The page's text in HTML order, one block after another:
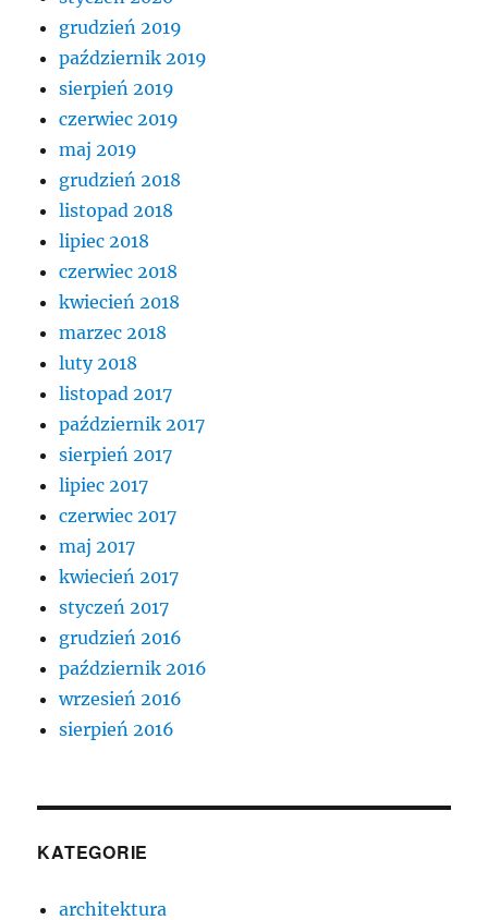
grudzień 2019
październik 2019
sierpień 2019
czerwiec 2019
maj 2019
grudzień 2018
listopad 2018
lipiec 2018
czerwiec 2018
kwiecień 2018
marzec 2018
luty 2018
listopad 2017
październik 2017
sierpień 2017
lipiec 2017
czerwiec 2017
maj 2017
kwiecień 2017
styczeń 2017
grudzień 2016
październik 2016
wrzesień 2016
sierpień 2016
KATEGORIE
architektura